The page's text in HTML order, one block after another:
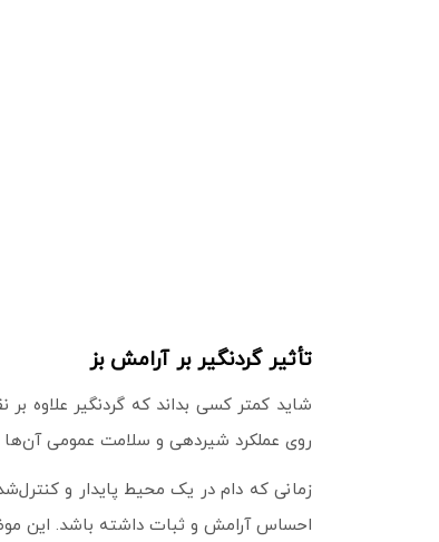
تأثیر گردنگیر بر آرامش بز
شاید کمتر کسی بداند که گردنگیر علاوه
روی عملکرد شیردهی و سلامت عمومی آن‌ها
زمانی که دام در یک محیط پایدار و
احساس آرامش و ثبات داشته باشد. این